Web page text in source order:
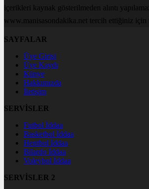
içerikleri kaynak gösterilmeden alıntı
www.manisasondakika.net tercih ettiğiniz için
SAYFALAR
Üye Girişi
Üye Kaydı
Künye
Hakkımızda
İletişim
SERVİSLER
Futbol İddaa
Basketbol İddaa
Hentbol İddaa
Bilardo İddaa
Voleybol İddaa
SERVİSLER 2